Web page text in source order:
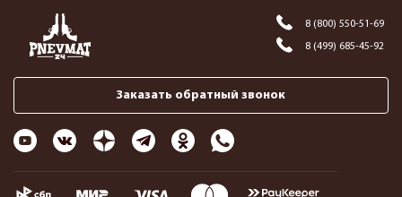
8 (800) 550-51-69
8 (499) 685-45-92
Заказать обратный звонок